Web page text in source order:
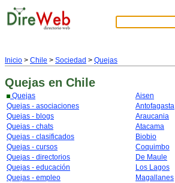
Inicio > Chile > Sociedad > Quejas
Quejas en Chile
Quejas
Quejas - asociaciones
Quejas - blogs
Quejas - chats
Quejas - clasificados
Quejas - cursos
Quejas - directorios
Quejas - educación
Quejas - empleo
Aisen
Antofagasta
Araucania
Atacama
Biobio
Coquimbo
De Maule
Los Lagos
Magallanes